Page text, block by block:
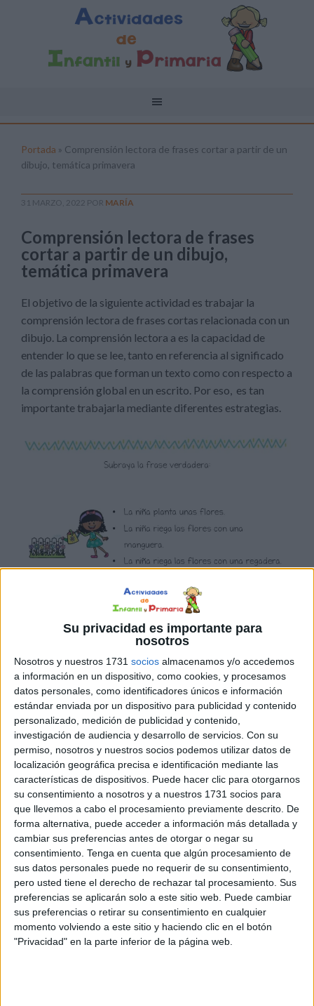
Su privacidad es importante para
nosotros
Nosotros y nuestros 1731 socios almacenamos y/o accedemos
a información en un dispositivo, como cookies, y procesamos
datos personales, como identificadores únicos e información
estándar enviada por un dispositivo para publicidad y contenido
personalizado, medición de publicidad y contenido,
investigación de audiencia y desarrollo de servicios. Con su
permiso, nosotros y nuestros socios podemos utilizar datos de
localización geográfica precisa e identificación mediante las
características de dispositivos. Puede hacer clic para otorgarnos
su consentimiento a nosotros y a nuestros 1731 socios para
que llevemos a cabo el procesamiento previamente descrito. De
forma alternativa, puede acceder a información más detallada y
cambiar sus preferencias antes de otorgar o negar su
consentimiento. Tenga en cuenta que algún procesamiento de
sus datos personales puede no requerir de su consentimiento,
pero usted tiene el derecho de rechazar tal procesamiento. Sus
preferencias se aplicarán solo a este sitio web. Puede cambiar
sus preferencias o retirar su consentimiento en cualquier
momento volviendo a este sitio y haciendo clic en el botón
"Privacidad" en la parte inferior de la página web.
Portada » Comprensión lectora de frases cortar a partir de un
dibujo, temática primavera
31 MARZO, 2022 POR MARÍA
Comprensión lectora de frases
cortar a partir de un dibujo,
temática primavera
El objetivo de la siguiente actividad es trabajar la
comprensión lectora de frases cortas relacionada con un
dibujo. La comprensión lectora a es la capacidad de
entender lo que se lee, tanto en referencia al significado
de las palabras que forman un texto como con respecto a
la comprensión global en un escrito. Por eso, es tan
importante trabajarla mediante diferentes estrategias.